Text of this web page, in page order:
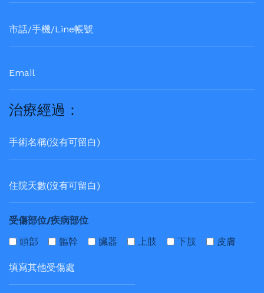
治療經過：
受傷部位/疾病部位
頭部
軀幹 臟器 上肢 下肢 皮膚